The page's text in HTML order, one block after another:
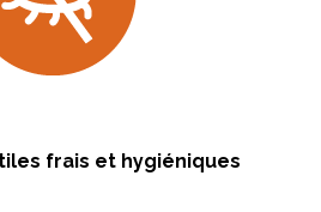
frais et hygiéniques